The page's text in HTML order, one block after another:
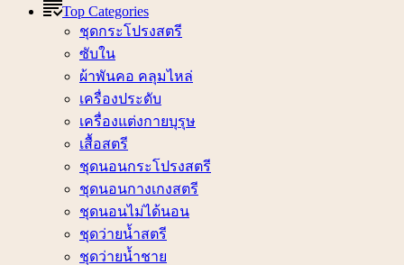
Top Categories
ชุดกระโปรงสตรี
ซับใน
ผ้าพันคอ คลุมไหล่
เครื่องประดับ
เครื่องแต่งกายบุรุษ
เสื้อสตรี
ชุดนอนกระโปรงสตรี
ชุดนอนกางเกงสตรี
ชุดนอนไม่ได้นอน
ชุดว่ายน้ำสตรี
ชุดว่ายน้ำชาย